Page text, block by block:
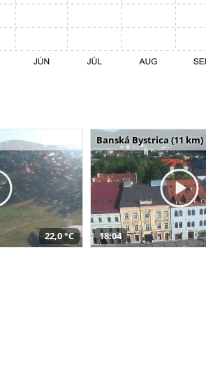
22,0 °C
Banská Bystrica (11 km)
18:04